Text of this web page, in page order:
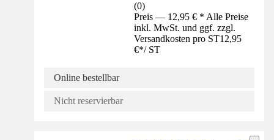
(0)
Preis — 12,95 € * Alle Preise
inkl. MwSt. und ggf. zzgl.
Versandkosten pro ST12,95
€*/ ST
Online bestellbar
Nicht reservierbar